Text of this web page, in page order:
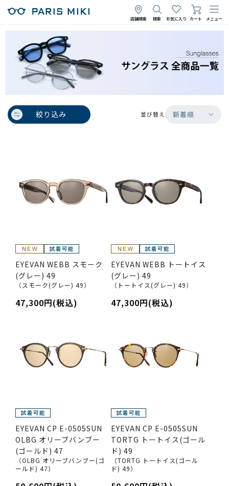
店舗検索 検索 お気に入り カート メニュー
絞り込み 並び替え 新着順
EYEVAN WEBB スモーク
(グレー) 49
（スモーク(グレー) 49）
47,300円(税込)
EYEVAN WEBB トートイス
(グレー) 49
（トートイス(グレー) 49）
47,300円(税込)
EYEVAN CP E-0505SUN
OLBG オリーブバンブー
(ゴールド) 47
（OLBG オリーブバンブー(ゴ
ールド) 47）
EYEVAN CP E-0505SUN
TORTG トートイス(ゴール
ド) 49
（TORTG トートイス(ゴール
ド) 49）